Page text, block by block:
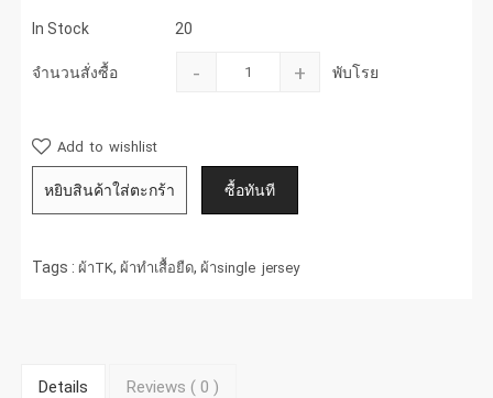
In Stock 20
จำนวนสั่งซื้อ - + พับโรย
Add to wishlist
Tags :ผ้าTK,ผ้าทำเสื้อยืด,ผ้าsingle jersey
Details Reviews ( 0)